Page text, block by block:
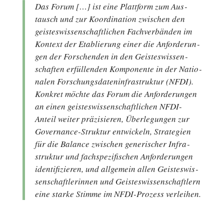
Das Forum […] ist eine Platt­form zum Aus­
tausch und zur Ko­or­di­na­ti­on zwi­schen den
geis­tes­wis­sen­schaft­li­chen Fach­ver­bän­den im
Kontext der Eta­blie­rung einer die An­for­de­run­
gen der For­schen­den in den Geis­tes­wis­sen­
schaf­ten er­fül­len­den Kom­po­nen­te in der Na­tio­
na­len For­schungs­da­ten­in­fra­struk­tur (NFDI).
Konkret möchte das Forum die An­for­de­run­gen
an einen geis­tes­wis­sen­schaft­li­chen NFDI-
Anteil weiter prä­zi­sie­ren, Über­le­gun­gen zur
Governance-Struktur ent­wi­ckeln, Stra­te­gien
für die Balance zwi­schen ge­ne­ri­scher In­fra­
struk­tur und fach­spe­zi­fi­schen An­for­de­run­gen
iden­ti­fi­zie­ren, und all­ge­mein allen Geis­tes­wis­
sen­schaft­le­rin­nen und Geis­tes­wis­sen­schaft­lern
eine starke Stimme im NFDI-Prozess verleihen.